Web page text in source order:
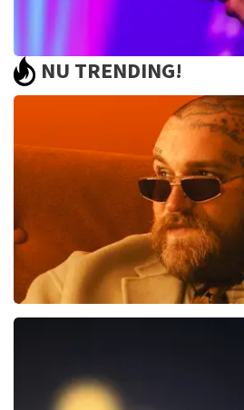
Bouke And The Elvis
reviews
BEKIJKEN
NU TRENDING!
BESTEL NU